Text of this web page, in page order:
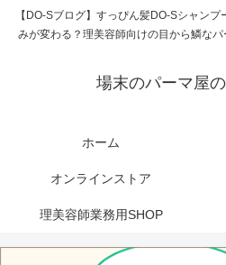
【DO-Sブログ】すっぴん髪DO-Sシャン
みが変わる？理美容師向けの目から鱗な
場末のパーマ屋
ホーム
オンラインストア
理美容師業務用SHOP